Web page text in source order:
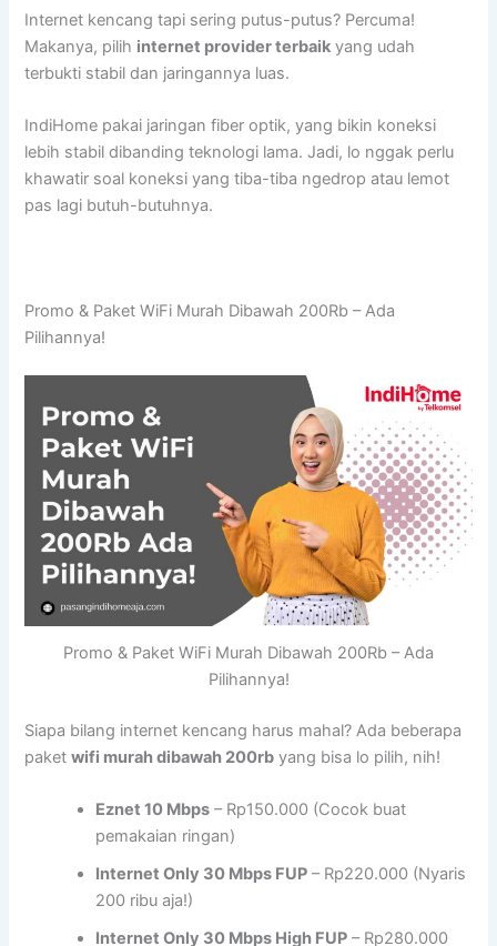
Internet kencang tapi sering putus-putus? Percuma!
Makanya, pilih internet provider terbaik yang udah
terbukti stabil dan jaringannya luas.
IndiHome pakai jaringan fiber optik, yang bikin koneksi
lebih stabil dibanding teknologi lama. Jadi, lo nggak perlu
khawatir soal koneksi yang tiba-tiba ngedrop atau lemot
pas lagi butuh-butuhnya.
Promo & Paket WiFi Murah Dibawah 200Rb – Ada
Pilihannya!
Promo & Paket WiFi Murah Dibawah 200Rb – Ada
Pilihannya!
Siapa bilang internet kencang harus mahal? Ada beberapa
paketwifi murah dibawah 200rb yang bisa lo pilih, nih!
Eznet 10 Mbps – Rp150.000 (Cocok buat
pemakaian ringan)
Internet Only 30 Mbps FUP – Rp220.000 (Nyaris
200 ribu aja!)
Internet Only 30 Mbps High FUP – Rp280.000